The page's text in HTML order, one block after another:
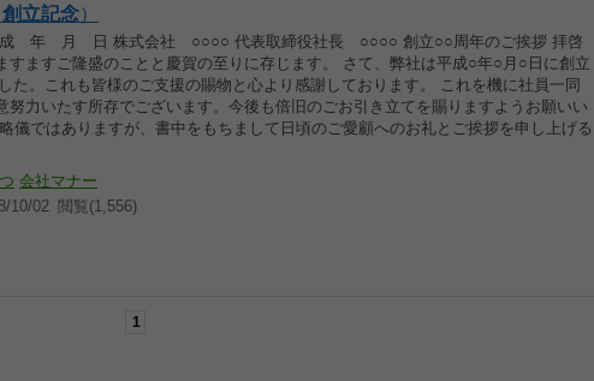
創立記念）
年 月 日 株式会社 ○○○○ 代表取締役社長 ○○○○ 創立○○周年のご挨拶 拝啓
すますご隆盛のことと慶賀の至りに存じます。 さて、弊社は平成○年○月○日に創立
た。これも皆様のご支援の賜物と心より感謝しております。 これを機に社員一同
努力いたす所存でございます。今後も倍旧のごお引き立てを賜りますようお願いい
儀ではありますが、書中をもちまして日頃のご愛顧へのお礼とご挨拶を申し上げる
会社マナー
10/02
閲覧(1,556)
1